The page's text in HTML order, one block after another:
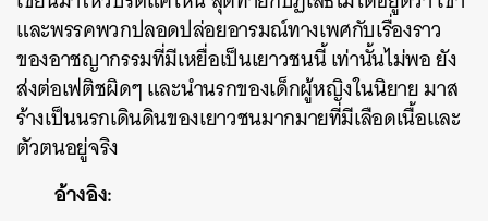
และพรรคพวกปลอดปล่อยอารมณ์ทางเพศกับเรื่องราว
ของอาชญากรรมที่มีเหยื่อเป็นเยาวชนนี้ เท่านั้นไม่พอ ยัง
ส่งต่อเฟติชผิดๆ และนำนรกของเด็กผู้หญิงในนิยาย มาส
ร้างเป็นนรกเดินดินของเยาวชนมากมายที่มีเลือดเนื้อและ
ตัวตนอยู่จริง
อ้างอิง: